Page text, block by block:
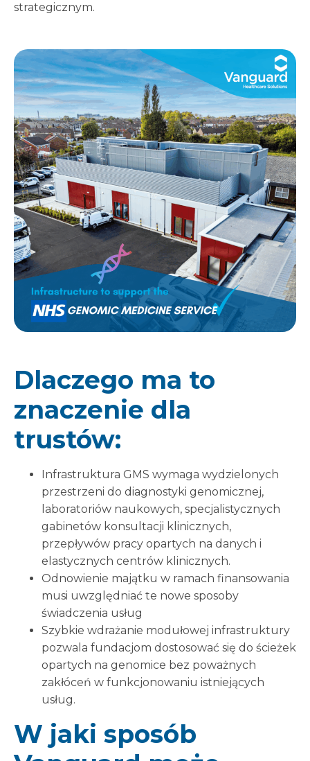
strategicznym.
Dlaczego ma to
znaczenie dla
trustów:
Infrastruktura GMS wymaga wydzielonych
przestrzeni do diagnostyki genomicznej,
laboratoriów naukowych, specjalistycznych
gabinetów konsultacji klinicznych,
przepływów pracy opartych na danych i
elastycznych centrów klinicznych.
Odnowienie majątku w ramach finansowania
musi uwzględniać te nowe sposoby
świadczenia usług
Szybkie wdrażanie modułowej infrastruktury
pozwala fundacjom dostosować się do ścieżek
opartych na genomice bez poważnych
zakłóceń w funkcjonowaniu istniejących
usług.
W jaki sposób